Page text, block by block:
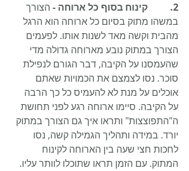
2.	   קינוח בסוף כל ארוחה -
הצורך
במשהו מתוק בסיום כל ארוחה הוא הרגל
מהבית וקשה מאד לשנות אותו. לפעמים
הצורך במתוק נובע מארוחה גדולה מדי
שהעמסנו על הקיבה, דבר הגורם לנפילת
סוכר. נסו לצמצם את הכמויות שאתם
אוכלים על מנת לא להעמיס כל כך הרבה
על הקיבה. סיימו ארוחה רגע לפני תחושת
ה"התפוצצות" ותראו איך גם הצורך במתוק
יורד. במידה ותהליך הגמילה קשה, נסו
לחכות חצי שעה בין הארוחה לקינוח
המתוק. עם הזמן תראו שתוכלו לוותר עליו.